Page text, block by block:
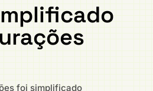
foi simplificado